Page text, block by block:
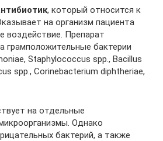
, который относится к
на организм пациента
воздействие. Препарат
грамположительные бактерии
Staphylococcus spp., Bacillus
spp., Corinebacterium diphtheriae,
на отдельные
Однако
бактерий, а также